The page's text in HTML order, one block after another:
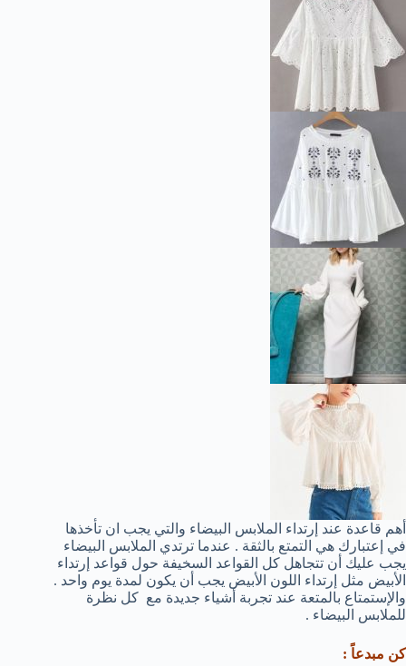
أهم قاعدة عند إرتداء الملابس البيضاء والتي يجب ان تأخذها
في إعتبارك هي التمتع بالثقة . عندما ترتدي الملابس البيضاء
يجب عليك أن تتجاهل كل القواعد السخيفة حول قواعد إرتداء
الأبيض مثل إرتداء اللون الأبيض يجب أن يكون لمدة يوم واحد .
والإستمتاع بالمتعة عند تجربة أشياء جديدة مع كل نظرة
للملابس البيضاء .
كن مبدعاً :